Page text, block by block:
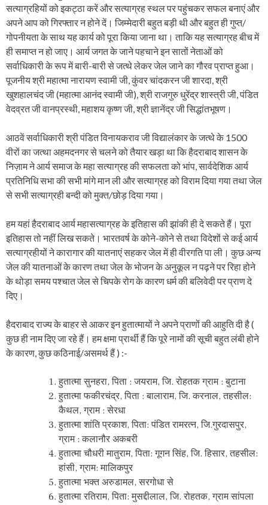
सत्याग्रहियों को इकट्ठा करें और सत्याग्रह स्थल पर पहुंचकर सफल बनाएं और
अपने आप को गिरफ्तार न होने दें। जिम्मेदारी बहुत बड़ी थी और बहुत ही गुप्त/
गोपनीयता के साथ यह कार्य को पूरा किया जाना था। ताकि यह सत्याग्रह बीच में
ही समाप्त न हो जाए। आर्य जगत के जाने पहचाने इन सातों नेताओं को
सर्वाधिकारी के रूप में बारी-बारी से जत्थे लेकर जेल जाने का गौरव प्राप्त हुआ।
पूजनीय श्री महात्मा नारायण स्वामी जी, कुंवर चांदकरन जी शारदा, श्री
खुशहालचंद जी (महात्मा आनंद स्वामी जी), श्री राजगुरु धुरेंद्र शास्त्री जी, पंडित
वेदव्रत जी वानप्रस्थी, महाशय कृष्ण जी, श्री ज्ञानेंद्र जी सिद्धांतभूषण।
आठवें सर्वाधिकारी श्री पंडित विनायकराव जी विद्यालंकार के जत्थे के 1500
वीरों का जत्था अहमदनगर से चलने को तैयार खड़ा था कि हैदराबाद शासन के
निज़ाम ने आर्य समाज के महा सत्याग्रह की सफलता को भांप, सार्वदेशिक आर्य
प्रतिनिधि सभा की सभी मांगे मान ली और सत्याग्रह को विराम दिया गया तथा जेल
से सभी सत्याग्रही बन्दी को मुक्त/छोड़ दिया गया।
हम यहां हैदराबाद आर्य महासत्याग्रह के इतिहास की झांकी ही दे सकते हैं। पूरा
इतिहास तो नहीं लिख सकते। भारतवर्ष के कोने-कोने से तथा विदेशों से कई आर्य
सत्याग्रहीयों ने कारागार की यातनाएं सहकर जेल में ही वीरगति पा ली। कुछ अन्य
जेल की यातनाओं के कारण तथा जेल के भोजन के अनुकूल न पढ़ने पर रिहा होने
के थोड़ा समय पश्चात जेल से चिपके रोग के कारण धर्म की बलिवेदी पर प्राण दे
दिए।
हैदराबाद राज्य के बाहर से आकर इन हुतात्मायों ने अपने प्राणों की आहुति दी है (
कुछ ही नाम दिए जा रहे हैं। हम क्षमा प्रार्थी हैं कि पूरे नामों की सूची बहुत लंबी होने
के कारण, कुछ कठिनाई/असमर्थ हैं ) :-
हुतात्मा सुनहरा, पिता : जयराम, जि. रोहतक ग्राम : बुटाना
हुतात्मा फकीरचंद्र, पिता : बालाराम, जि. करनाल, तहसील:
कैथल, ग्राम : सेरधा
हुतात्मा शांति प्रकाश, पिता: पंडित रामरत्न, जि.गुरदासपुर,
ग्राम : कलानौर अकबरी
हुतात्मा चौधरी मातुराम, पिता: गूगन सिंह, जि. हिसार, तहसील:
हांसी, ग्राम: मालिकपुर
हुतात्मा भक्त अरुडामल, सरगोधा से
हुतात्मा रतिराम, पिता: मुसद्दीलाल, जि. रोहतक, ग्राम सांपला